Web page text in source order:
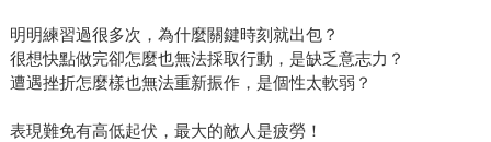
明明練習過很多次，為什麼關鍵時刻就出包？
很想快點做完卻怎麼也無法採取行動，是缺乏意志力？
遭遇挫折怎麼樣也無法重新振作，是個性太軟弱？
表現難免有高低起伏，最大的敵人是疲勞！